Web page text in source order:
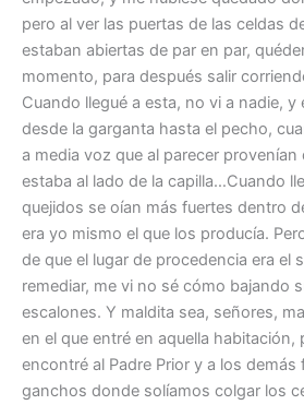
pero al ver las puertas de las celdas
estaban abiertas de par en par,
momento, para después salir
Cuando llegué a esta, no vi a nadie,
desde la garganta hasta el pecho,
a media voz que al parecer provenían
estaba al lado de la capilla…Cuando
quejidos se oían más fuertes dentro
era yo mismo el que los producía.
de que el lugar de procedencia era el
remediar, me vi no sé cómo bajando
escalones. Y maldita sea, señores,
en el que entré en aquella habitación,
encontré al Padre Prior y a los
ganchos donde solíamos colgar los